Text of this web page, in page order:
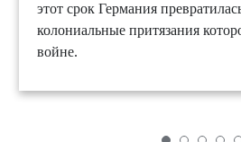
этот срок Германия
колониальные притязания
войне.